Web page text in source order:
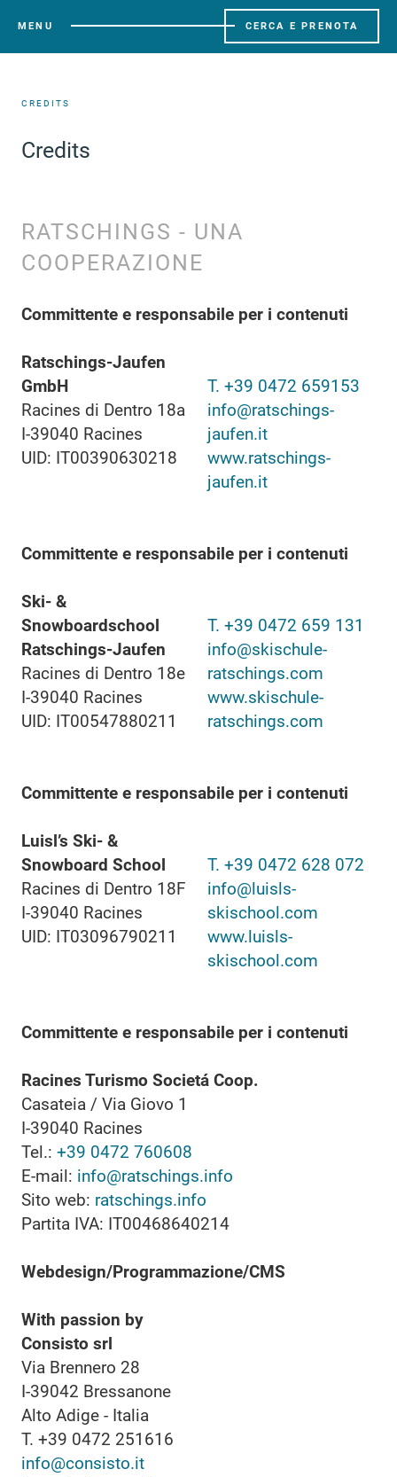
MENU CERCA E PRENOTA
CREDITS
Credits
RATSCHINGS - UNA
COOPERAZIONE
Committente e responsabile per i contenuti
Ratschings-Jaufen
GmbH
Racines di Dentro 18a
I-39040 Racines
UID: IT00390630218
T. +39 0472 659153
info@ratschings-
jaufen.it
www.ratschings-
jaufen.it
Committente e responsabile per i contenuti
Ski- &
Snowboardschool
Ratschings-Jaufen
Racines di Dentro 18e
I-39040 Racines
UID: IT00547880211
T. +39 0472 659 131
info@skischule-
ratschings.com
www.skischule-
ratschings.com
Committente e responsabile per i contenuti
Luisl’s Ski- &
Snowboard School
Racines di Dentro 18F
I-39040 Racines
UID: IT03096790211
T. +39 0472 628 072
info@luisls-
skischool.com
www.luisls-
skischool.com
Committente e responsabile per i contenuti
Racines Turismo Societá Coop.
Casateia / Via Giovo 1
I-39040 Racines
Tel.: +39 0472 760608
E-mail: info@ratschings.info
Sito web: ratschings.info
Partita IVA: IT00468640214
Webdesign/Programmazione/CMS
With passion by
Consisto srl
Via Brennero 28
I-39042 Bressanone
Alto Adige - Italia
T. +39 0472 251616
info@consisto.it